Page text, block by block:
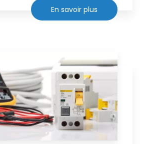
En savoir plus